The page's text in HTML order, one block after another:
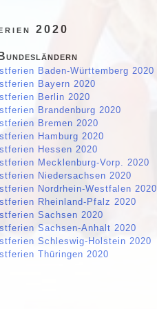
2020
Baden-Württemberg 2020
Bayern 2020
Berlin 2020
Brandenburg 2020
Bremen 2020
Hamburg 2020
Hessen 2020
Mecklenburg-Vorp. 2020
Niedersachsen 2020
Nordrhein-Westfalen 2020
Rheinland-Pfalz 2020
Sachsen 2020
Sachsen-Anhalt 2020
Schleswig-Holstein 2020
Thüringen 2020